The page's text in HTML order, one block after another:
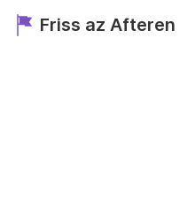
Friss az Afteren